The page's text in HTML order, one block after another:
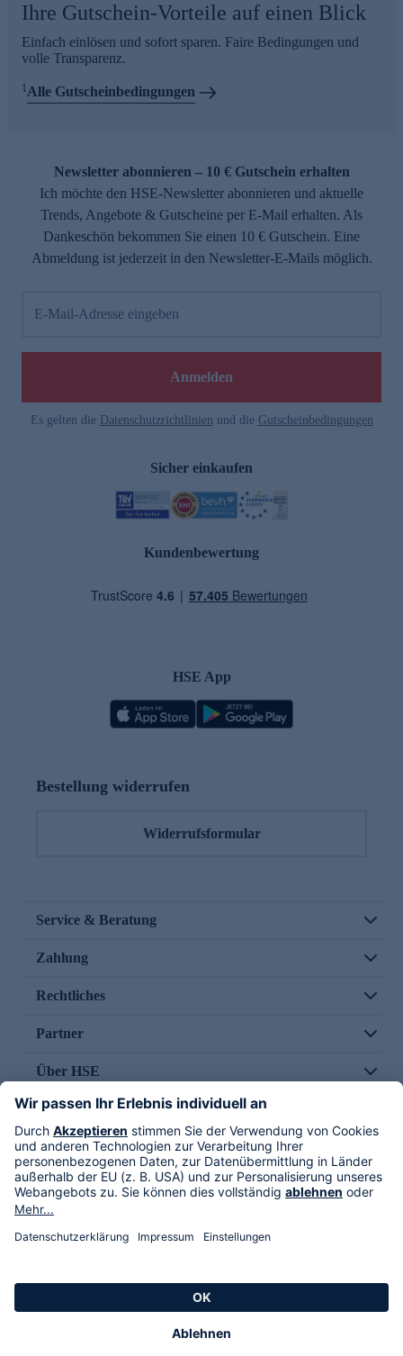
Ihre Gutschein-Vorteile auf einen Blick
Einfach einlösen und sofort sparen. Faire Bedingungen und
volle Transparenz.
1Alle Gutscheinbedingungen
Newsletter abonnieren – 10 € Gutschein erhalten
Ich möchte den HSE-Newsletter abonnieren und aktuelle
Trends, Angebote & Gutscheine per E-Mail erhalten. Als
Dankeschön bekommen Sie einen 10 € Gutschein. Eine
Abmeldung ist jederzeit in den Newsletter-E-Mails möglich.
E-Mail-Adresse eingeben
Anmelden
Es gelten die Datenschutzrichtlinien und die Gutscheinbedingungen
Sicher einkaufen
Kundenbewertung
HSE App
Bestellung widerrufen
Widerrufsformular
Service & Beratung
Zahlung
Rechtliches
Partner
Über HSE
Im TV
HSE International